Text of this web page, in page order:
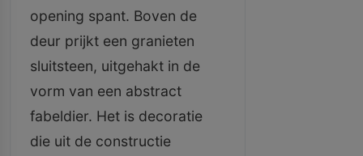
opening spant. Boven de
deur prijkt een granieten
sluitsteen, uitgehakt in de
vorm van een abstract
fabeldier. Het is decoratie
die uit de constructie